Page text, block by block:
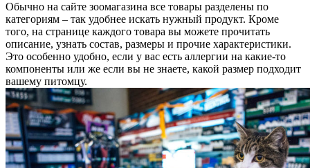
Обычно на сайте зоомагазина все товары разделены по
категориям – так удобнее искать нужный продукт. Кроме
того, на странице каждого товара вы можете прочитать
описание, узнать состав, размеры и прочие характеристики.
Это особенно удобно, если у вас есть аллергии на какие-то
компоненты или же если вы не знаете, какой размер подходит
вашему питомцу.